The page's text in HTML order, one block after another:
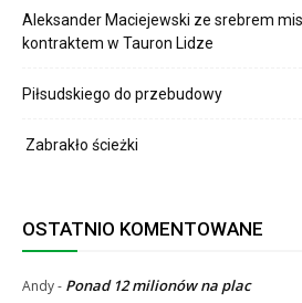
Aleksander Maciejewski ze srebrem
kontraktem w Tauron Lidze
Piłsudskiego do przebudowy
Zabrakło ścieżki
OSTATNIO KOMENTOWANE
Andy- Ponad 12 milionów na plac